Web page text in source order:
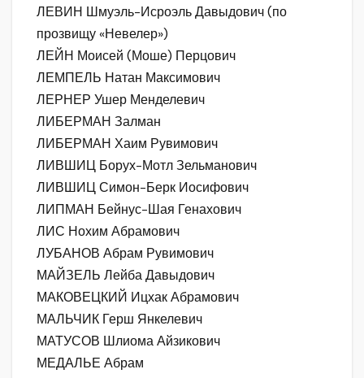
ЛЕВИН Шмуэль-Исроэль Давыдович (по
прозвищу «Невелер»)
ЛЕЙН Моисей (Моше) Перцович
ЛЕМПЕЛЬ Натан Максимович
ЛЕРНЕР Ушер Менделевич
ЛИБЕРМАН Залман
ЛИБЕРМАН Хаим Рувимович
ЛИВШИЦ Борух-Мотл Зельманович
ЛИВШИЦ Симон-Берк Иосифович
ЛИПМАН Бейнус-Шая Генахович
ЛИС Нохим Абрамович
ЛУБАНОВ Абрам Рувимович
МАЙЗЕЛЬ Лейба Давыдович
МАКОВЕЦКИЙ Ицхак Абрамович
МАЛЬЧИК Герш Янкелевич
МАТУСОВ Шлиома Айзикович
МЕДАЛЬЕ Абрам